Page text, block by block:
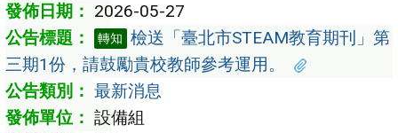
2026-05-27
轉知 檢送「臺北市STEAM教育期刊」第
三期1份，請鼓勵貴校教師參考運用。
最新消息
設備組